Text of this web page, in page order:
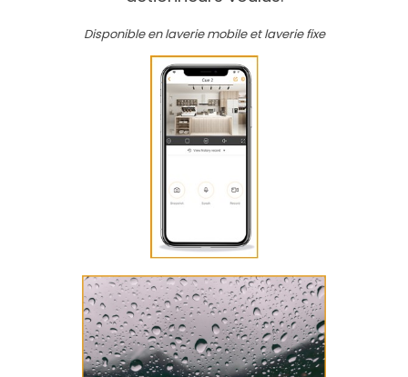
Disponible en laverie mobile et laverie fixe